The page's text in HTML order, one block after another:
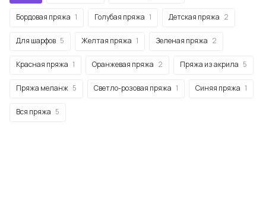
Бордовая пряжа 1 Голубая пряжа 1 Детская пряжа 2
Для шарфов 5 Желтая пряжа 1 Зеленая пряжа 2
Красная пряжа 1 Оранжевая пряжа 2 Пряжа из акрила 5
Пряжа меланж 5 Светло-розовая пряжа 1 Синяя пряжа 1
Вся пряжа 5